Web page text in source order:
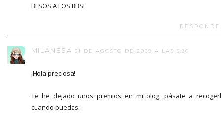
BESOS A LOS BBS!
MILANESA 31 DE AGOSTO DE 2009 A LAS 5:30
¡Hola preciosa!
Te he dejado unos premios en mi blog, pásate a
cuando puedas.